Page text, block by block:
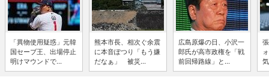
「異物使用疑惑」元韓
国セーブ王、出場停止
明けマウンドで...
熊本市長、相次ぐ余震
に本音ぽつり「もう嫌
だなぁ」 被災...
広島原爆の日、小沢一
郎氏が高市政権を「戦
前回帰路線」と...